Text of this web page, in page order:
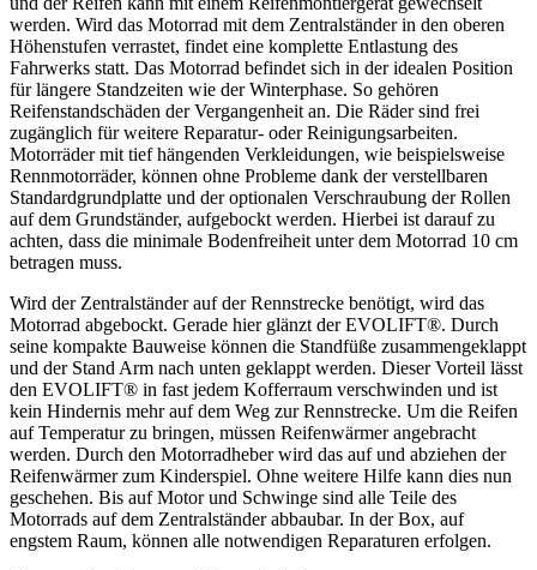
werden. Wird das Motorrad mit dem Zentralständer in den oberen
Höhenstufen verrastet, findet eine komplette Entlastung des
Fahrwerks statt. Das Motorrad befindet sich in der idealen Position
für längere Standzeiten wie der Winterphase. So gehören
Reifenstandschäden der Vergangenheit an. Die Räder sind frei
zugänglich für weitere Reparatur- oder Reinigungsarbeiten.
Motorräder mit tief hängenden Verkleidungen, wie beispielsweise
Rennmotorräder, können ohne Probleme dank der verstellbaren
Standardgrundplatte und der optionalen Verschraubung der Rollen
auf dem Grundständer, aufgebockt werden. Hierbei ist darauf zu
achten, dass die minimale Bodenfreiheit unter dem Motorrad 10 cm
betragen muss.
Wird der Zentralständer auf der Rennstrecke benötigt, wird das
Motorrad abgebockt. Gerade hier glänzt der EVOLIFT®. Durch
seine kompakte Bauweise können die Standfüße zusammengeklappt
und der Stand Arm nach unten geklappt werden. Dieser Vorteil lässt
den EVOLIFT® in fast jedem Kofferraum verschwinden und ist
kein Hindernis mehr auf dem Weg zur Rennstrecke. Um die Reifen
auf Temperatur zu bringen, müssen Reifenwärmer angebracht
werden. Durch den Motorradheber wird das auf und abziehen der
Reifenwärmer zum Kinderspiel. Ohne weitere Hilfe kann dies nun
geschehen. Bis auf Motor und Schwinge sind alle Teile des
Motorrads auf dem Zentralständer abbaubar. In der Box, auf
engstem Raum, können alle notwendigen Reparaturen erfolgen.